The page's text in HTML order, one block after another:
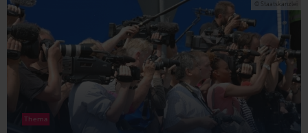
Thema
© Staatskanzlei